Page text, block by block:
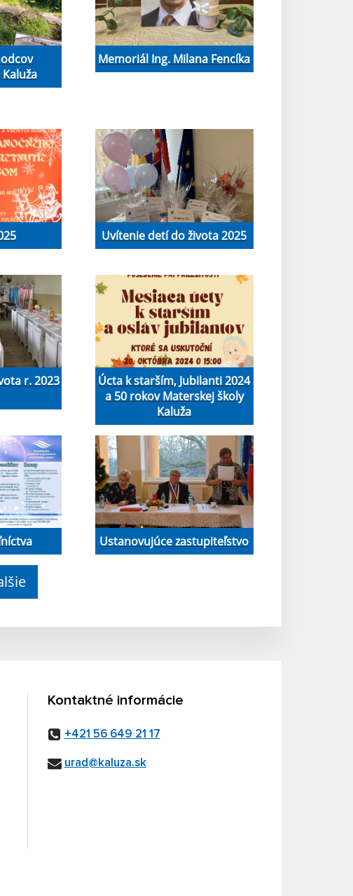
Memoriál Ing. Milana Fencíka
Uvítenie detí do života 2025
r. 2023
Úcta k starším, Jubilanti 2024
a 50 rokov Materskej školy
Kaluža
Ustanovujúce zastupiteľstvo
Kontaktné informácie
+421 56 649 21 17
urad@kaluza.sk